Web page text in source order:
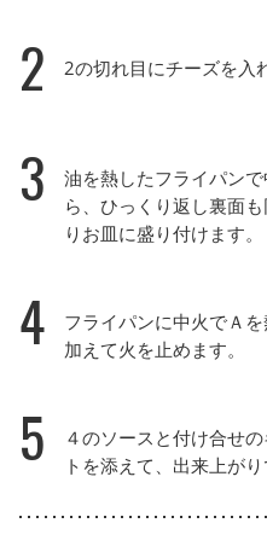
2 2の切れ目にチーズを入
3
油を熱したフライパン
ら、ひっくり返し裏面
りお皿に盛り付けます。
4
フライパンに中火でＡ
加えて火を止めます。
5
４のソースと付け合せ
トを添えて、出来上がり